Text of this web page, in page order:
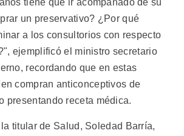
tiene que ir acompañado de su
un preservativo? ¿Por qué
a los consultorios con respecto
ejemplificó el ministro secretario
recordando que en estas
compran anticonceptivos de
presentando receta médica.
titular de Salud, Soledad Barría,